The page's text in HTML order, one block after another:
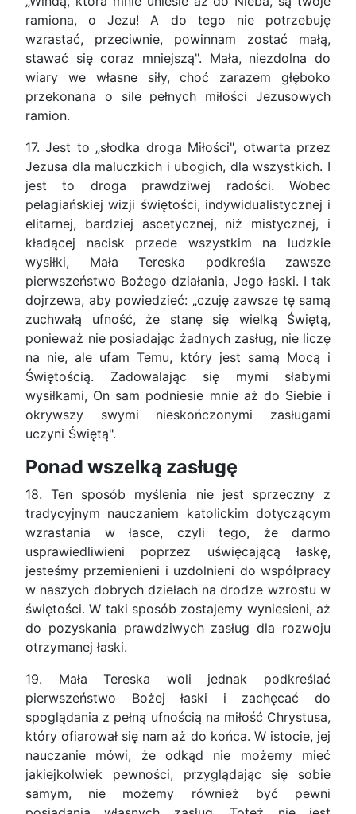
ramiona, o Jezu! A do tego nie potrzebuję
wzrastać, przeciwnie, powinnam zostać małą,
stawać się coraz mniejszą". Mała, niezdolna do
wiary we własne siły, choć zarazem głęboko
przekonana o sile pełnych miłości Jezusowych
ramion.
17. Jest to „słodka droga Miłości", otwarta przez
Jezusa dla maluczkich i ubogich, dla wszystkich. I
jest to droga prawdziwej radości. Wobec
pelagiańskiej wizji świętości, indywidualistycznej i
elitarnej, bardziej ascetycznej, niż mistycznej, i
kładącej nacisk przede wszystkim na ludzkie
wysiłki, Mała Tereska podkreśla zawsze
pierwszeństwo Bożego działania, Jego łaski. I tak
dojrzewa, aby powiedzieć: „czuję zawsze tę samą
zuchwałą ufność, że stanę się wielką Świętą,
ponieważ nie posiadając żadnych zasług, nie liczę
na nie, ale ufam Temu, który jest samą Mocą i
Świętością. Zadowalając się mymi słabymi
wysiłkami, On sam podniesie mnie aż do Siebie i
okrywszy swymi nieskończonymi zasługami
uczyni Świętą".
Ponad wszelką zasługę
18. Ten sposób myślenia nie jest sprzeczny z
tradycyjnym nauczaniem katolickim dotyczącym
wzrastania w łasce, czyli tego, że darmo
usprawiedliwieni poprzez uświęcającą łaskę,
jesteśmy przemienieni i uzdolnieni do współpracy
w naszych dobrych dziełach na drodze wzrostu w
świętości. W taki sposób zostajemy wyniesieni, aż
do pozyskania prawdziwych zasług dla rozwoju
otrzymanej łaski.
19. Mała Tereska woli jednak podkreślać
pierwszeństwo Bożej łaski i zachęcać do
spoglądania z pełną ufnością na miłość Chrystusa,
który ofiarował się nam aż do końca. W istocie, jej
nauczanie mówi, że odkąd nie możemy mieć
jakiejkolwiek pewności, przyglądając się sobie
samym, nie możemy również być pewni